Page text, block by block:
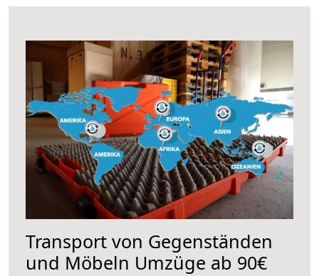
Transport von Gegenständen
und Möbeln Umzüge ab 90€